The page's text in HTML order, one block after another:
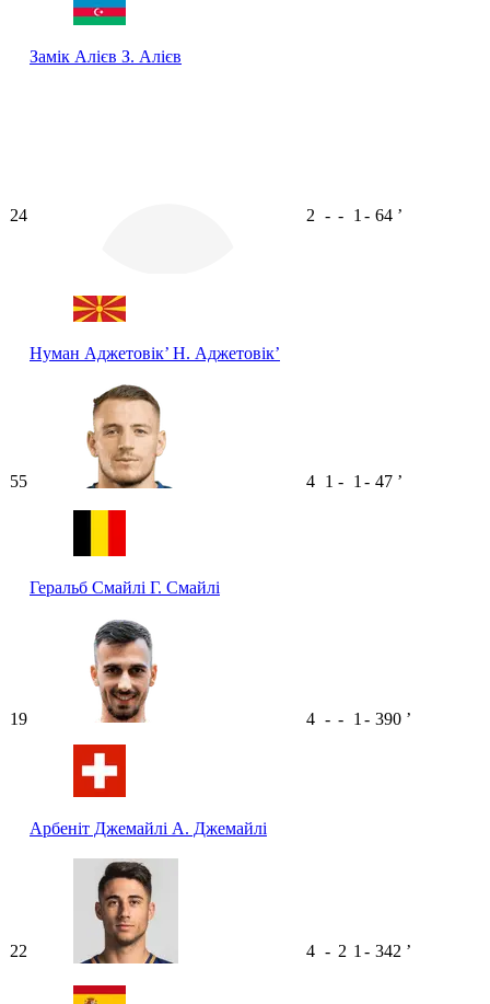
Замік Алієв З. Алієв
24
Нуман Аджетовік’ Н. Аджетовік’
2 - - 1 - 64 ʼ
55
Геральб Смайлі Г. Смайлі
4 1 - 1 - 47 ʼ
19
Арбеніт Джемайлі А. Джемайлі
4 - - 1 - 390 ʼ
22 4 - 2 1 - 342 ʼ